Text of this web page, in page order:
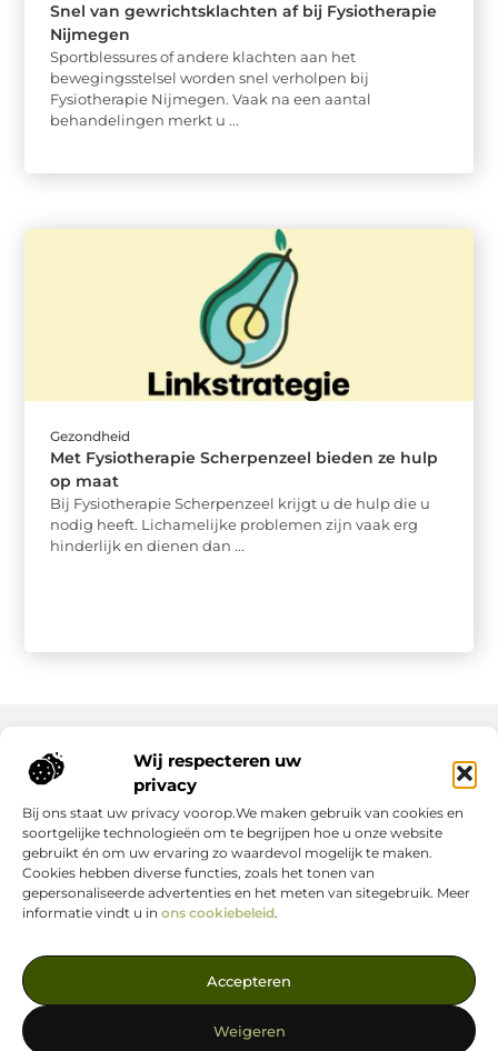
Wij respecteren uw
privacy
Bij ons staat uw privacy voorop.We maken gebruik van cookies en
soortgelijke technologieën om te begrijpen hoe u onze website
gebruikt én om uw ervaring zo waardevol mogelijk te maken.
Cookies hebben diverse functies, zoals het tonen van
gepersonaliseerde advertenties en het meten van sitegebruik. Meer
informatie vindt u in ons cookiebeleid.
Accepteren
Weigeren
Snel van gewrichtsklachten af bij Fysiotherapie
Nijmegen
Sportblessures of andere klachten aan het
bewegingsstelsel worden snel verholpen bij
Fysiotherapie Nijmegen. Vaak na een aantal
behandelingen merkt u ...
Gezondheid
Met Fysiotherapie Scherpenzeel bieden ze hulp
op maat
Bij Fysiotherapie Scherpenzeel krijgt u de hulp die u
nodig heeft. Lichamelijke problemen zijn vaak erg
hinderlijk en dienen dan ...
— Ontdek inspirerende verhalen, nuttige tips en waardevolle
artikelen, allemaal op één centrale plek. Start je leesavontuur
vandaag op linkstrategie.nl!
Onze informatie